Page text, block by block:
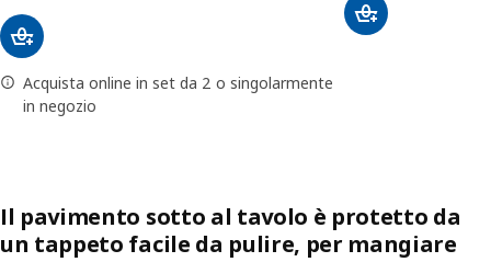
Acquista online in set da 2 o singolarmente
in negozio
Il pavimento sotto al tavolo è protetto da
un tappeto facile da pulire, per mangiare